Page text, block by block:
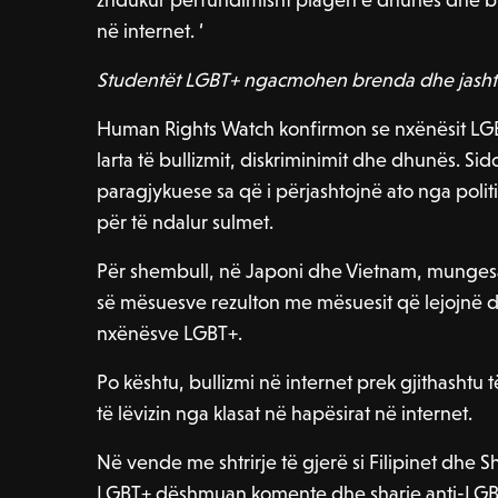
në internet. ‘
Studentët LGBT+ ngacmohen brenda dhe
Human Rights Watch konfirmon se nxënësit
larta të bullizmit, diskriminimit dhe dhunës.
paragjykuese sa që i përjashtojnë ato nga
për të ndalur sulmet.
Për shembull, në Japoni dhe Vietnam,
së mësuesve rezulton me mësuesit që lejojnë
nxënësve LGBT+.
Po kështu, bullizmi në internet prek gjithashtu
të lëvizin nga klasat në hapësirat në internet.
Në vende me shtrirje të gjerë si Filipinet dhe
LGBT+ dëshmuan komente dhe sharje anti-